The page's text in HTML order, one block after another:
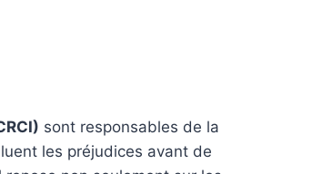
sont responsables de la
les préjudices avant de